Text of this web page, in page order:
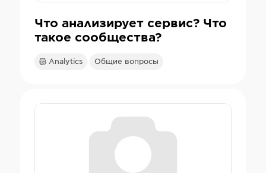
Что анализирует сервис? Что
такое сообщества?
Analytics Общие вопросы